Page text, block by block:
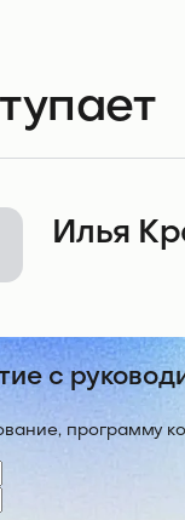
Илья
с
программу